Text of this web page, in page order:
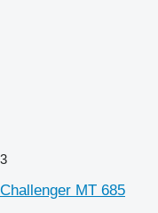
3
Challenger MT 685